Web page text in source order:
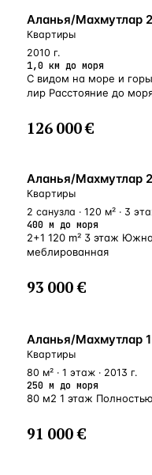
БЛИЗКО К МОРЮ
Аланья/Махмутлар
Квартиры
2010 г.
1,0 км до моря
С видом на море и
лир Расстояние до
126 000 €
У МОРЯ
Аланья/Махмутлар
Квартиры
2 санузла · 120 м² · 3
400 м до моря
2+1 120 m² 3 этаж
меблированная
93 000 €
У МОРЯ
Аланья/Махмутлар
Квартиры
80 м² · 1 этаж · 2013 г.
250 м до моря
80 м2 1 этаж
91 000 €